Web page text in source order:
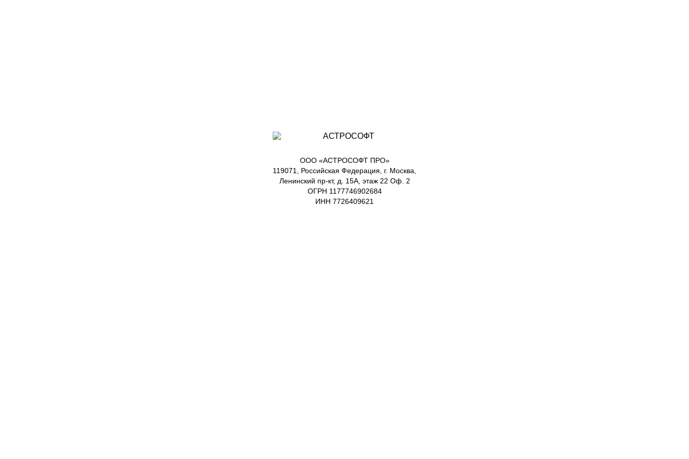
ООО «АСТРОСОФТ ПРО»
119071, Российская Федерация, г. Москва,
Ленинский пр-кт, д. 15А, этаж 22 Оф. 2
ОГРН 1177746902684
ИНН 7726409621